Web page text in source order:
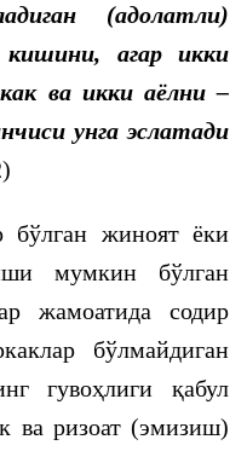
(адолатли)
кишини, агар икки
ва икки аёлни –
унга эслатади
бўлган жиноят ёки
мумкин бўлган
жамоатида содир
бўлмайдиган
гувоҳлиги қабул
ва ризоат (эмизиш)